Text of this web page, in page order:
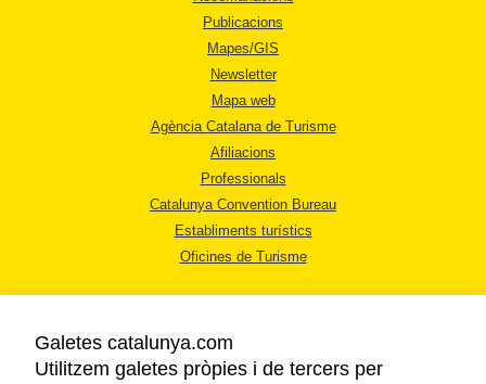
Publicacions
Mapes/GIS
Newsletter
Mapa web
Agència Catalana de Turisme
Afiliacions
Professionals
Catalunya Convention Bureau
Establiments turístics
Oficines de Turisme
Galetes catalunya.com
Utilitzem galetes pròpies i de tercers per